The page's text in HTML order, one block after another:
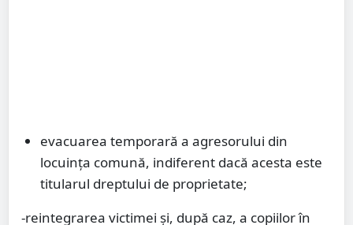
evacuarea temporară a agresorului din
locuinţa comună, indiferent dacă acesta este
titularul dreptului de proprietate;
-reintegrarea victimei şi, după caz, a copiilor în